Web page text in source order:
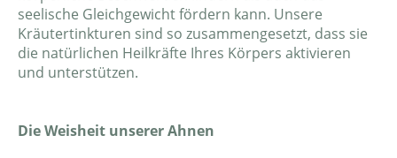
seelische Gleichgewicht fördern kann. Unsere
Kräutertinkturen sind so zusammengesetzt, dass sie
die natürlichen Heilkräfte Ihres Körpers aktivieren
und unterstützen.
Die Weisheit unserer Ahnen